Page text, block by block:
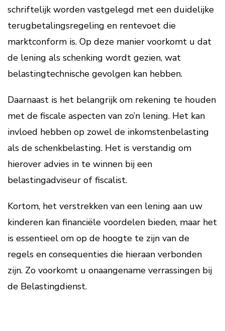
schriftelijk worden vastgelegd met een duidelijke
terugbetalingsregeling en rentevoet die
marktconform is. Op deze manier voorkomt u dat
de lening als schenking wordt gezien, wat
belastingtechnische gevolgen kan hebben.
Daarnaast is het belangrijk om rekening te houden
met de fiscale aspecten van zo’n lening. Het kan
invloed hebben op zowel de inkomstenbelasting
als de schenkbelasting. Het is verstandig om
hierover advies in te winnen bij een
belastingadviseur of fiscalist.
Kortom, het verstrekken van een lening aan uw
kinderen kan financiële voordelen bieden, maar het
is essentieel om op de hoogte te zijn van de
regels en consequenties die hieraan verbonden
zijn. Zo voorkomt u onaangename verrassingen bij
de Belastingdienst.